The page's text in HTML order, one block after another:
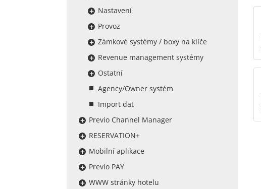
Nastavení
Provoz
Zámkové systémy / boxy na klíče
Revenue management systémy
Ostatní
Agency/Owner systém
Import dat
Previo Channel Manager
RESERVATION+
Mobilní aplikace
Previo PAY
WWW stránky hotelu